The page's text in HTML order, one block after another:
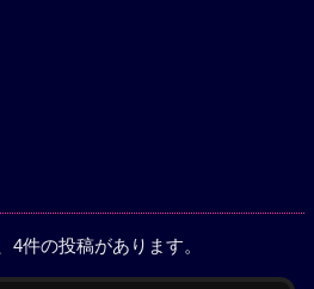
、4件の投稿があります。